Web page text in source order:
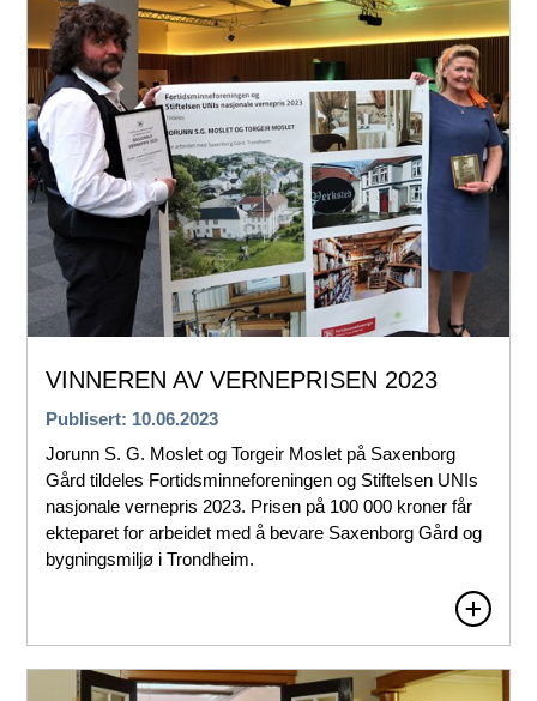
VINNEREN AV VERNEPRISEN 2023
Publisert: 10.06.2023
Jorunn S. G. Moslet og Torgeir Moslet på Saxenborg
Gård tildeles Fortidsminneforeningen og Stiftelsen UNIs
nasjonale vernepris 2023. Prisen på 100 000 kroner får
ekteparet for arbeidet med å bevare Saxenborg Gård og
bygningsmiljø i Trondheim.